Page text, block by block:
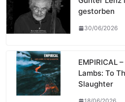
gestorben
30/06/2026
EMPIRICAL
Lambs: To
Slaughter